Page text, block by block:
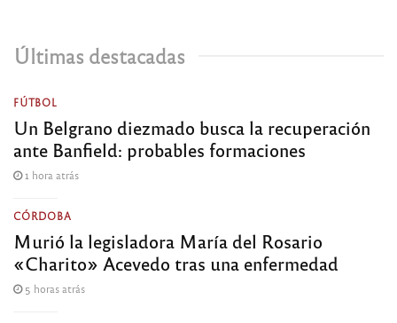
Últimas destacadas
FÚTBOL
Un Belgrano diezmado busca la recuperación
ante Banfield: probables formaciones
1 hora atrás
CÓRDOBA
Murió la legisladora María del Rosario
«Charito» Acevedo tras una enfermedad
5 horas atrás